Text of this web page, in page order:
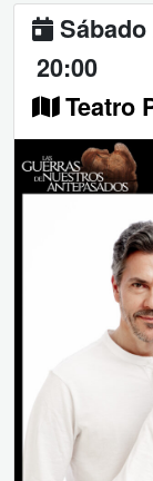
Sábado
20:00
Teatro